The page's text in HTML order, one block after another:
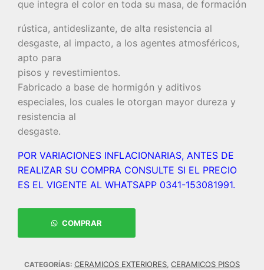
que integra el color en toda su masa, de formación
rústica, antideslizante, de alta resistencia al
desgaste, al impacto, a los agentes atmosféricos,
apto para
pisos y revestimientos.
Fabricado a base de hormigón y aditivos
especiales, los cuales le otorgan mayor dureza y
resistencia al
desgaste.
POR VARIACIONES INFLACIONARIAS, ANTES DE
REALIZAR SU COMPRA CONSULTE SI EL PRECIO
ES EL VIGENTE AL WHATSAPP 0341-153081991.
COMPRAR
CATEGORÍAS: CERAMICOS EXTERIORES, CERAMICOS PISOS